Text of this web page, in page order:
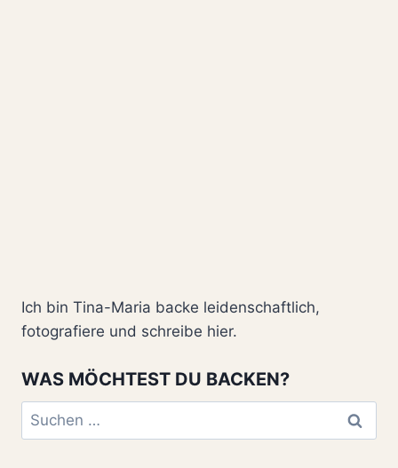
Ich bin Tina-Maria backe leidenschaftlich,
fotografiere und schreibe hier.
WAS MÖCHTEST DU BACKEN?
Suchen
nach: